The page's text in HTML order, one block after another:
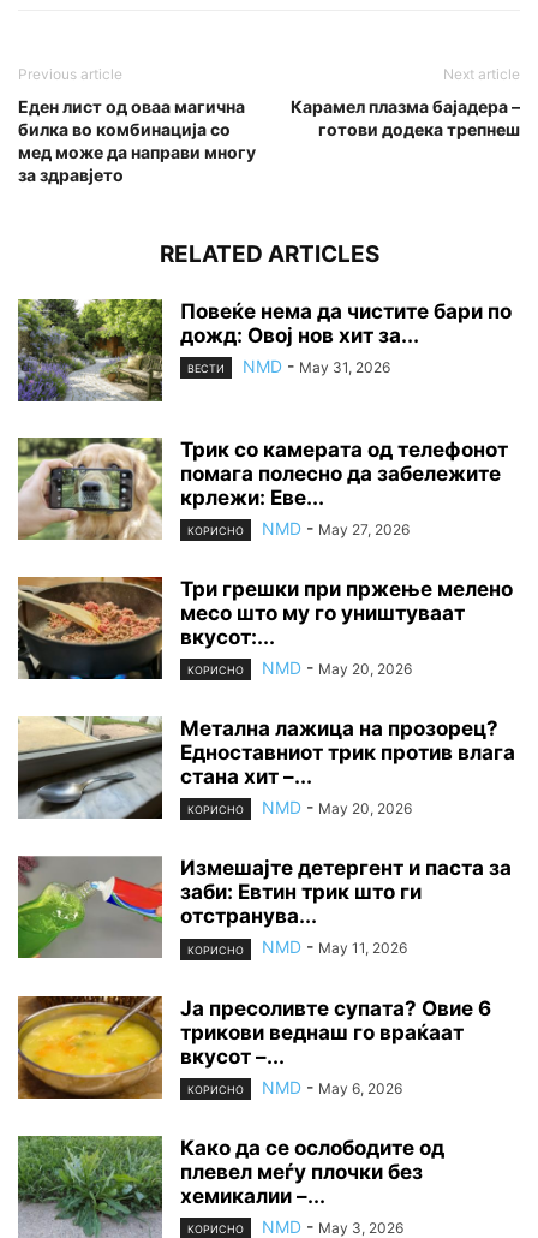
Previous article
Еден лист од оваа магична
билка во комбинација со
мед може да направи многу
за здравјето
Next article
Карамел плазма бајадера –
готови додека трепнеш
RELATED ARTICLES
Повеќе нема да чистите бари по
дожд: Овој нов хит за...
ВЕСТИ NMD - May 31, 2026
Трик со камерата од телефонот
помага полесно да забележите
крлежи: Еве...
КОРИСНО NMD - May 27, 2026
Три грешки при пржење мелено
месо што му го уништуваат
вкусот:...
КОРИСНО NMD - May 20, 2026
Метална лажица на прозорец?
Едноставниот трик против влага
стана хит –...
КОРИСНО NMD - May 20, 2026
Измешајте детергент и паста за
заби: Евтин трик што ги
отстранува...
КОРИСНО NMD - May 11, 2026
Ја пресоливте супата? Овие 6
трикови веднаш го враќаат
вкусот –...
КОРИСНО NMD - May 6, 2026
Како да се ослободите од
плевел меѓу плочки без
хемикалии –...
КОРИСНО NMD - May 3, 2026